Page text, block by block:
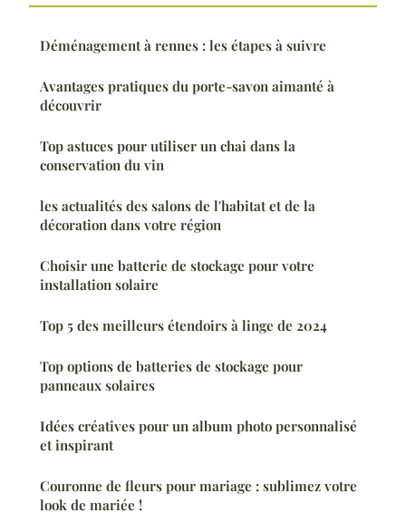
Déménagement à rennes : les étapes à suivre
Avantages pratiques du porte-savon aimanté à
découvrir
Top astuces pour utiliser un chai dans la
conservation du vin
les actualités des salons de l'habitat et de la
décoration dans votre région
Choisir une batterie de stockage pour votre
installation solaire
Top 5 des meilleurs étendoirs à linge de 2024
Top options de batteries de stockage pour
panneaux solaires
Idées créatives pour un album photo personnalisé
et inspirant
Couronne de fleurs pour mariage : sublimez votre
look de mariée !